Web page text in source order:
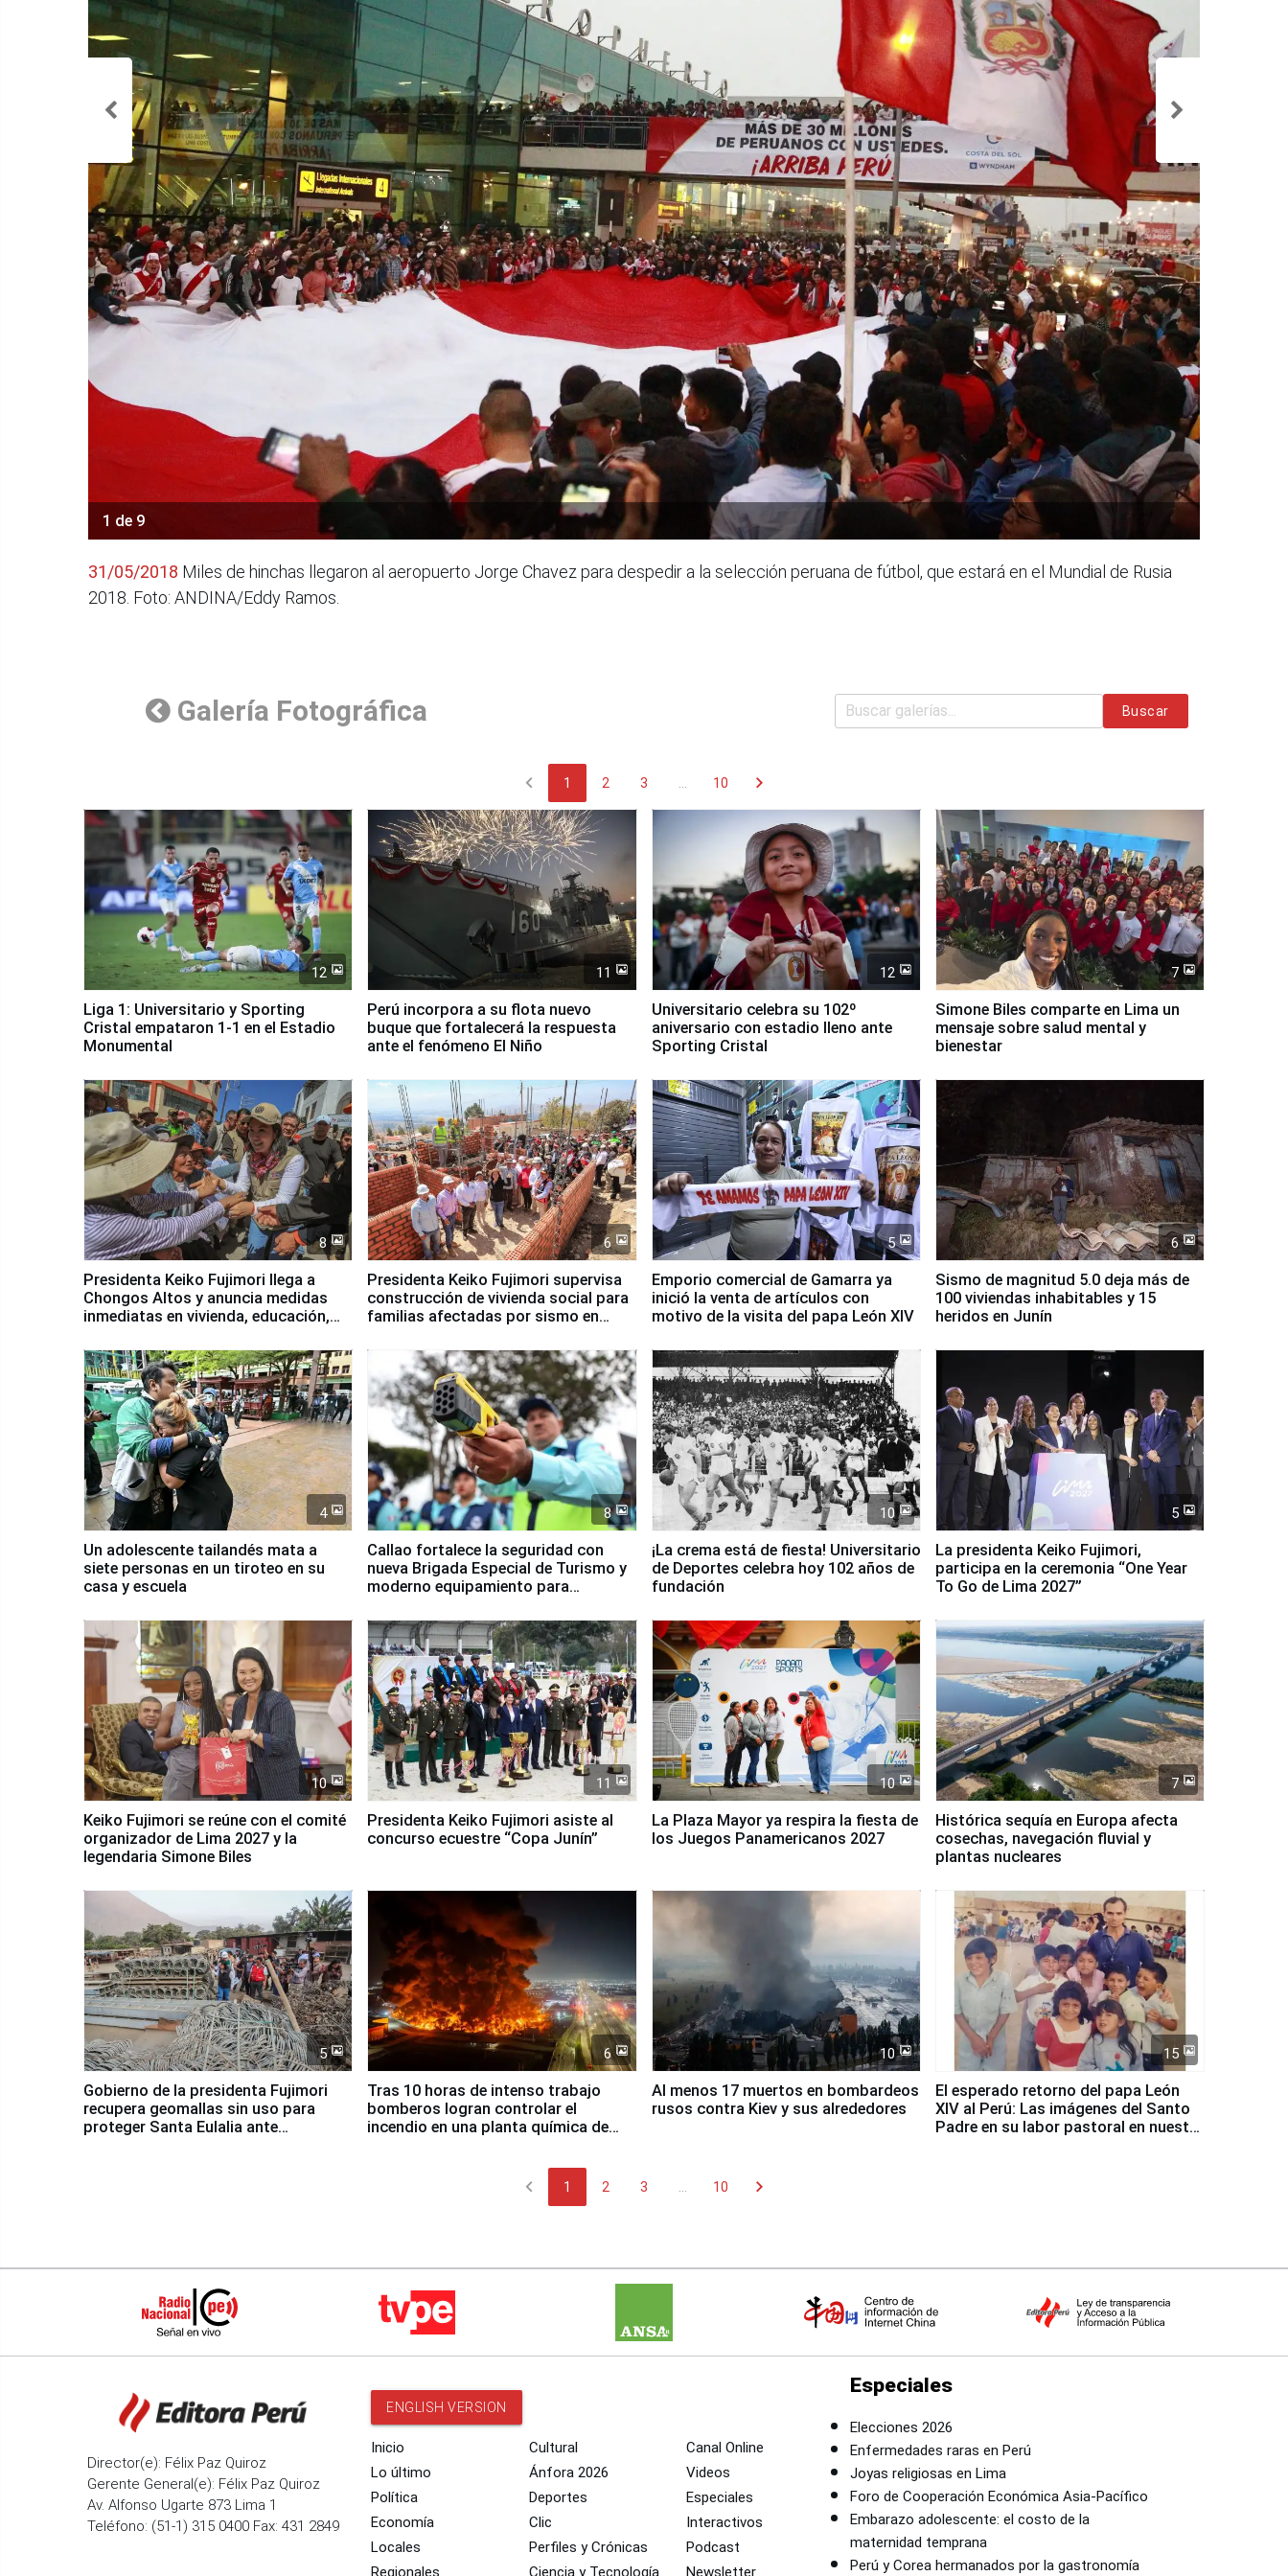
1 de 9
31/05/2018 Miles de hinchas llegaron al aeropuerto Jorge Chavez para despedir a la selección peruana de fútbol, que estará en el Mundial de Rusia
2018. Foto: ANDINA/Eddy Ramos.
Galería Fotográfica Buscar
chevron_left 1 2 3 10 chevron_right
12
Liga 1: Universitario y Sporting
Cristal empataron 1-1 en el Estadio
Monumental
11
Perú incorpora a su flota nuevo
buque que fortalecerá la respuesta
ante el fenómeno El Niño
12
Universitario celebra su 102º
aniversario con estadio lleno ante
Sporting Cristal
7
Simone Biles comparte en Lima un
mensaje sobre salud mental y
bienestar
8
Presidenta Keiko Fujimori llega a
Chongos Altos y anuncia medidas
inmediatas en vivienda, educación,
6
Presidenta Keiko Fujimori supervisa
construcción de vivienda social para
familias afectadas por sismo en
5
Emporio comercial de Gamarra ya
inició la venta de artículos con
motivo de la visita del papa León XIV
6
Sismo de magnitud 5.0 deja más de
100 viviendas inhabitables y 15
heridos en Junín
4
Un adolescente tailandés mata a
siete personas en un tiroteo en su
casa y escuela
8
Callao fortalece la seguridad con
nueva Brigada Especial de Turismo y
moderno equipamiento para
10
¡La crema está de fiesta! Universitario
de Deportes celebra hoy 102 años de
fundación
5
La presidenta Keiko Fujimori,
participa en la ceremonia “One Year
To Go de Lima 2027”
10
Keiko Fujimori se reúne con el comité
organizador de Lima 2027 y la
legendaria Simone Biles
11
Presidenta Keiko Fujimori asiste al
concurso ecuestre “Copa Junín”
10
La Plaza Mayor ya respira la fiesta de
los Juegos Panamericanos 2027
7
Histórica sequía en Europa afecta
cosechas, navegación fluvial y
plantas nucleares
5
Gobierno de la presidenta Fujimori
recupera geomallas sin uso para
proteger Santa Eulalia ante
6
Tras 10 horas de intenso trabajo
bomberos logran controlar el
incendio en una planta química de
10
Al menos 17 muertos en bombardeos
rusos contra Kiev y sus alrededores
15
El esperado retorno del papa León
XIV al Perú: Las imágenes del Santo
Padre en su labor pastoral en nuestro
chevron_left 1 2 3 10 chevron_right
Director(e): Félix Paz Quiroz
Gerente General(e): Félix Paz Quiroz
Av. Alfonso Ugarte 873 Lima 1
Teléfono: (51-1) 315 0400 Fax: 431 2849
ENGLISH VERSION
Inicio
Lo último
Política
Economía
Locales
Regionales
Cultural
Ánfora 2026
Deportes
Clic
Perfiles y Crónicas
Ciencia y Tecnología
Canal Online
Videos
Especiales
Interactivos
Podcast
Newsletter
Especiales
Elecciones 2026
Enfermedades raras en Perú
Joyas religiosas en Lima
Foro de Cooperación Económica Asia-Pacífico
Embarazo adolescente: el costo de la
maternidad temprana
Perú y Corea hermanados por la gastronomía